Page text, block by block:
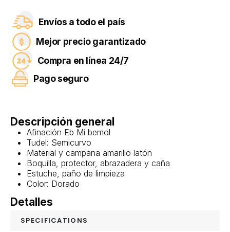
Envíos a todo el país
Mejor precio garantizado
Compra en línea 24/7
Pago seguro
Descripción general
Afinación Eb Mi bemol
Tudel: Semicurvo
Material y campana amarillo latón
Boquilla, protector, abrazadera y caña
Estuche, paño de limpieza
Color: Dorado
Detalles
SPECIFICATIONS